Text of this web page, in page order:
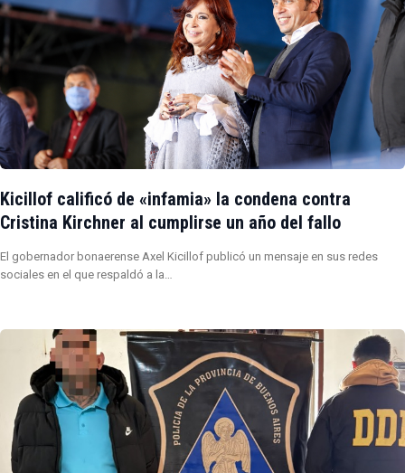
Kicillof calificó de «infamia» la condena contra
Cristina Kirchner al cumplirse un año del fallo
El gobernador bonaerense Axel Kicillof publicó un mensaje en sus redes
sociales en el que respaldó a la…